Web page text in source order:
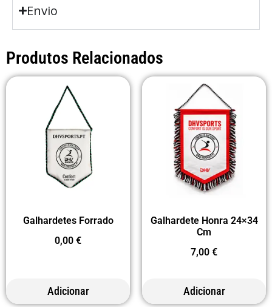
Envio
Produtos Relacionados
Galhardetes Forrado
0,00 €
Adicionar
Galhardete Honra 24×34
Cm
7,00 €
Adicionar